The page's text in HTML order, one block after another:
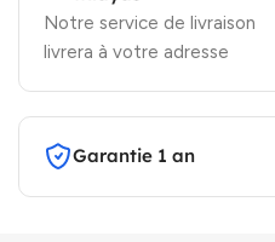
Notre service de livraison
livrera à votre adresse
Garantie 1 an